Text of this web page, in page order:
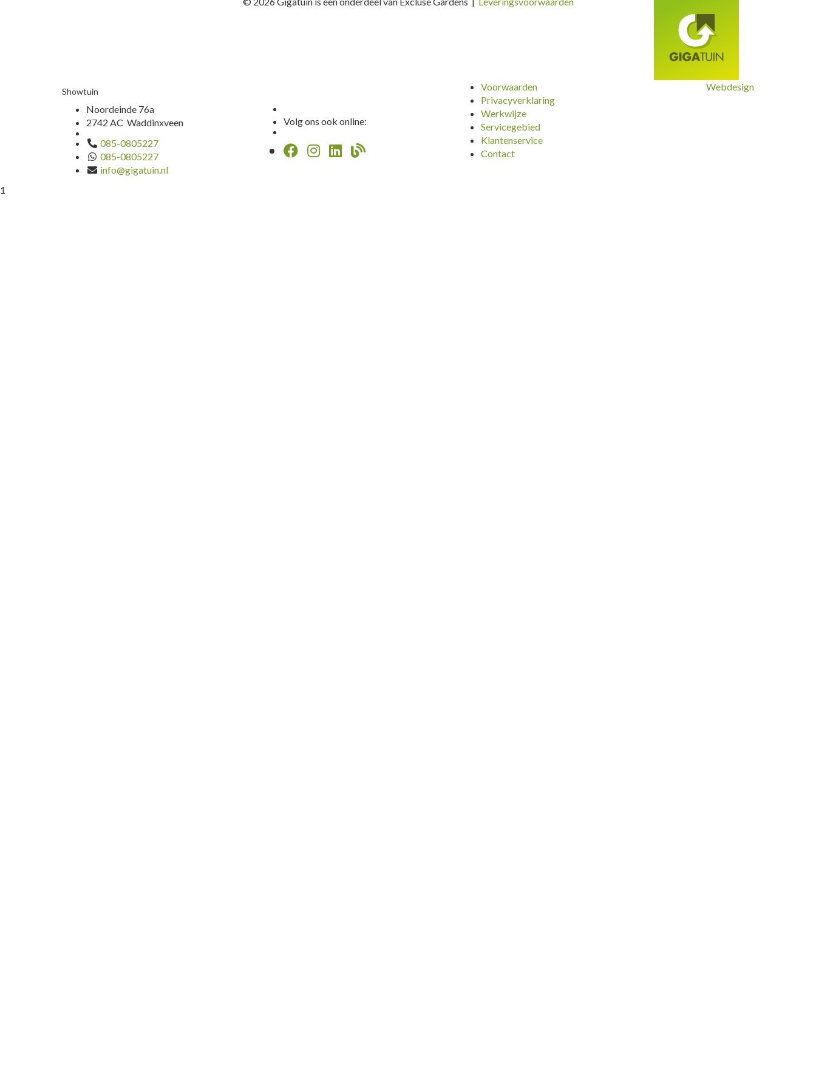
Showtuin
Noordeinde 76a
2742 AC Waddinxveen
085-0805227
085-0805227
info@gigatuin.nl
Volg ons ook online:
Voorwaarden
Privacyverklaring
Werkwijze
Servicegebied
Klantenservice
Contact
Webdesign
1